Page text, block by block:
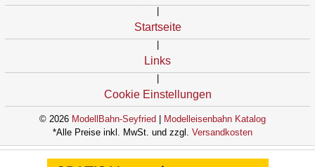
Startseite
Links
Cookie Einstellungen
© 2026 ModellBahn-Seyfried
Modelleisenbahn Katalog
*Alle Preise inkl. MwSt. und zzgl. Versandkosten